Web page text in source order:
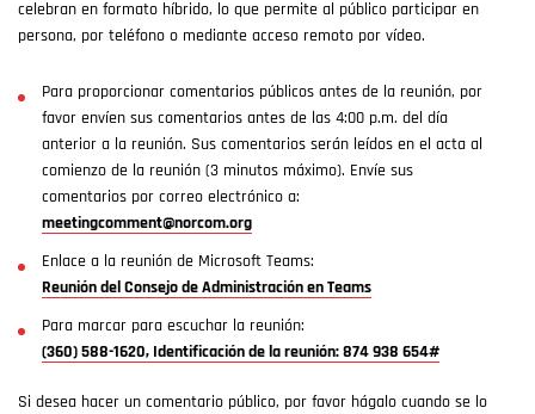
celebran en formato híbrido, lo que permite al público participar en
persona, por teléfono o mediante acceso remoto por vídeo.
Para proporcionar comentarios públicos antes de la reunión, por
favor envíen sus comentarios antes de las 4:00 p.m. del día
anterior a la reunión. Sus comentarios serán leídos en el acta al
comienzo de la reunión (3 minutos máximo). Envíe sus
comentarios por correo electrónico a:
meetingcomment@norcom.org
Enlace a la reunión de Microsoft Teams:
Reunión del Consejo de Administración en Teams
Para marcar para escuchar la reunión:
(360) 588-1620, Identificación de la reunión: 874 938 654#
Si desea hacer un comentario público, por favor hágalo cuando se lo